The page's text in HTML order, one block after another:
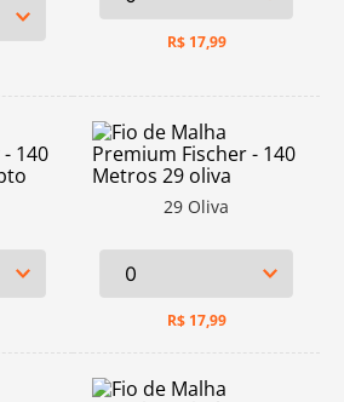
R$ 17,99
29 Oliva
R$ 17,99